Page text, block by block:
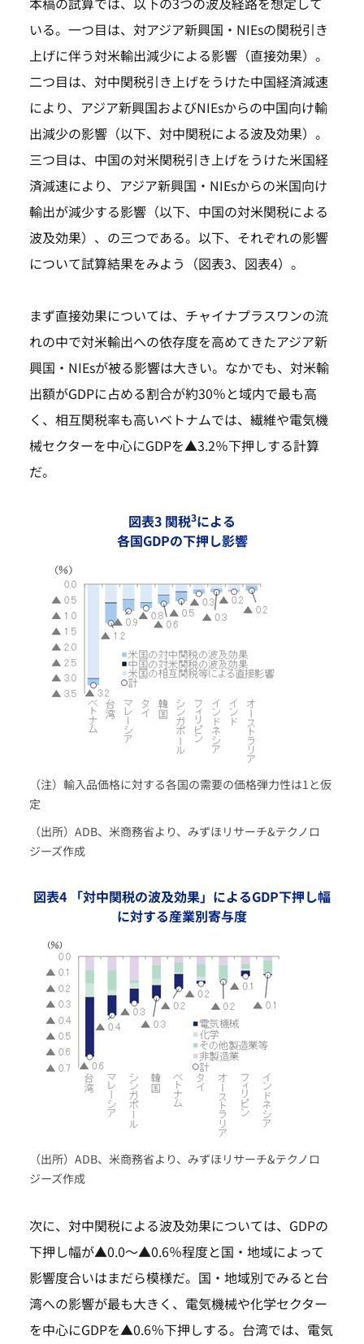
いる。一つ目は、対アジア新興国・NIEsの関税引き
上げに伴う対米輸出減少による影響（直接効果）。
二つ目は、対中関税引き上げをうけた中国経済減速
により、アジア新興国およびNIEsからの中国向け輸
出減少の影響（以下、対中関税による波及効果）。
三つ目は、中国の対米関税引き上げをうけた米国経
済減速により、アジア新興国・NIEsからの米国向け
輸出が減少する影響（以下、中国の対米関税による
波及効果）、の三つである。以下、それぞれの影響
について試算結果をみよう（図表3、図表4）。
まず直接効果については、チャイナプラスワンの流
れの中で対米輸出への依存度を高めてきたアジア新
興国・NIEsが被る影響は大きい。なかでも、対米輸
出額がGDPに占める割合が約30％と域内で最も高
く、相互関税率も高いベトナムでは、繊維や電気機
械セクターを中心にGDPを▲3.2％下押しする計算
だ。
図表3 関税3による
各国GDPの下押し影響
（注）輸入品価格に対する各国の需要の価格弾力性は1と仮
定
（出所）ADB、米商務省より、みずほリサーチ&テクノロ
ジーズ作成
図表4 「対中関税の波及効果」によるGDP下押し幅
に対する産業別寄与度
（出所）ADB、米商務省より、みずほリサーチ&テクノロ
ジーズ作成
次に、対中関税による波及効果については、GDPの
下押し幅が▲0.0～▲0.6％程度と国・地域によって
影響度合いはまだら模様だ。国・地域別でみると台
湾への影響が最も大きく、電気機械や化学セクター
を中心にGDPを▲0.6％下押しする。台湾では、電気